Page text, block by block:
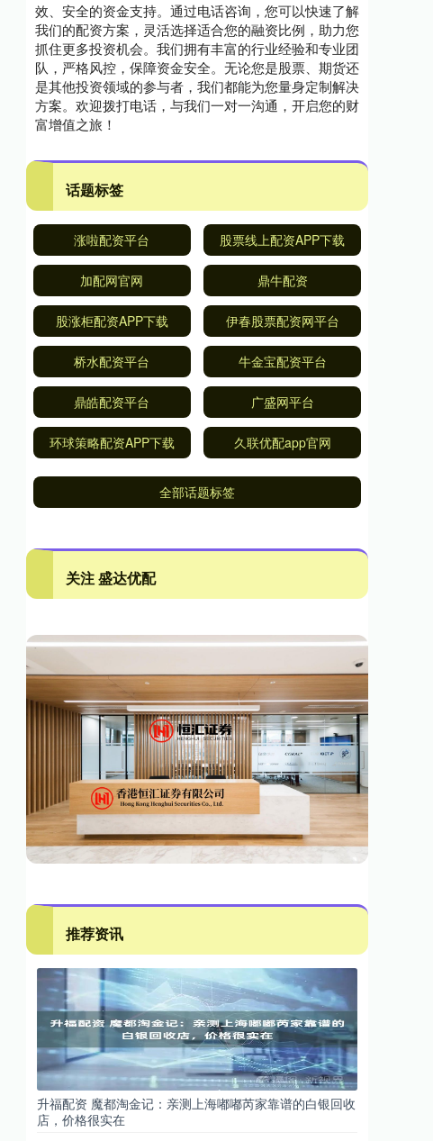
效、安全的资金支持。通过电话咨询，您可以快速了解
我们的配资方案，灵活选择适合您的融资比例，助力您
抓住更多投资机会。我们拥有丰富的行业经验和专业团
队，严格风控，保障资金安全。无论您是股票、期货还
是其他投资领域的参与者，我们都能为您量身定制解决
方案。欢迎拨打电话，与我们一对一沟通，开启您的财
富增值之旅！
话题标签
涨啦配资平台 股票线上配资APP下载
加配网官网 鼎牛配资
股涨柜配资APP下载 伊春股票配资网平台
桥水配资平台 牛金宝配资平台
鼎皓配资平台 广盛网平台
环球策略配资APP下载 久联优配app官网
全部话题标签
关注 盛达优配
推荐资讯
升福配资 魔都淘金记：亲测上海嘟嘟芮家靠谱的白银回收
店，价格很实在